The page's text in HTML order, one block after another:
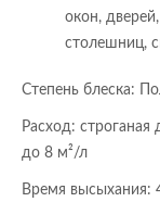
окон,
столешниц,
Степень блеска:
Расход:
до 8 м²/л
Время высыхания: